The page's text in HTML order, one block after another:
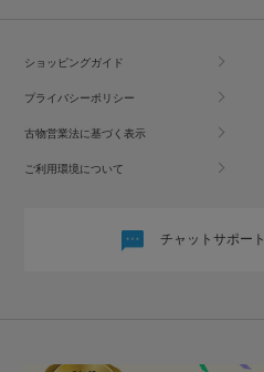
ショッピングガイド
プライバシーポリシー
古物営業法に基づく表示
ご利用環境について
チャットサポート